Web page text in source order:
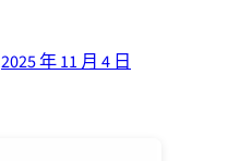
2025 年 11 月 4 日